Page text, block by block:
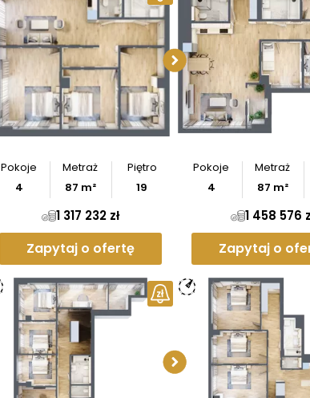
Sprawdź wymiary
apartamentu
Pobierz rzut
Sprawdź
Pobierz
Pokoje
4
Metraż
87 m²
Piętro
19
1 317 232 zł
Zapytaj o ofertę
Pokoje
4
Metraż
87 m²
1 458 576
Zapytaj o
Sprawdź wymiary
apartamentu
Pobierz
Sprawdź
Pobierz